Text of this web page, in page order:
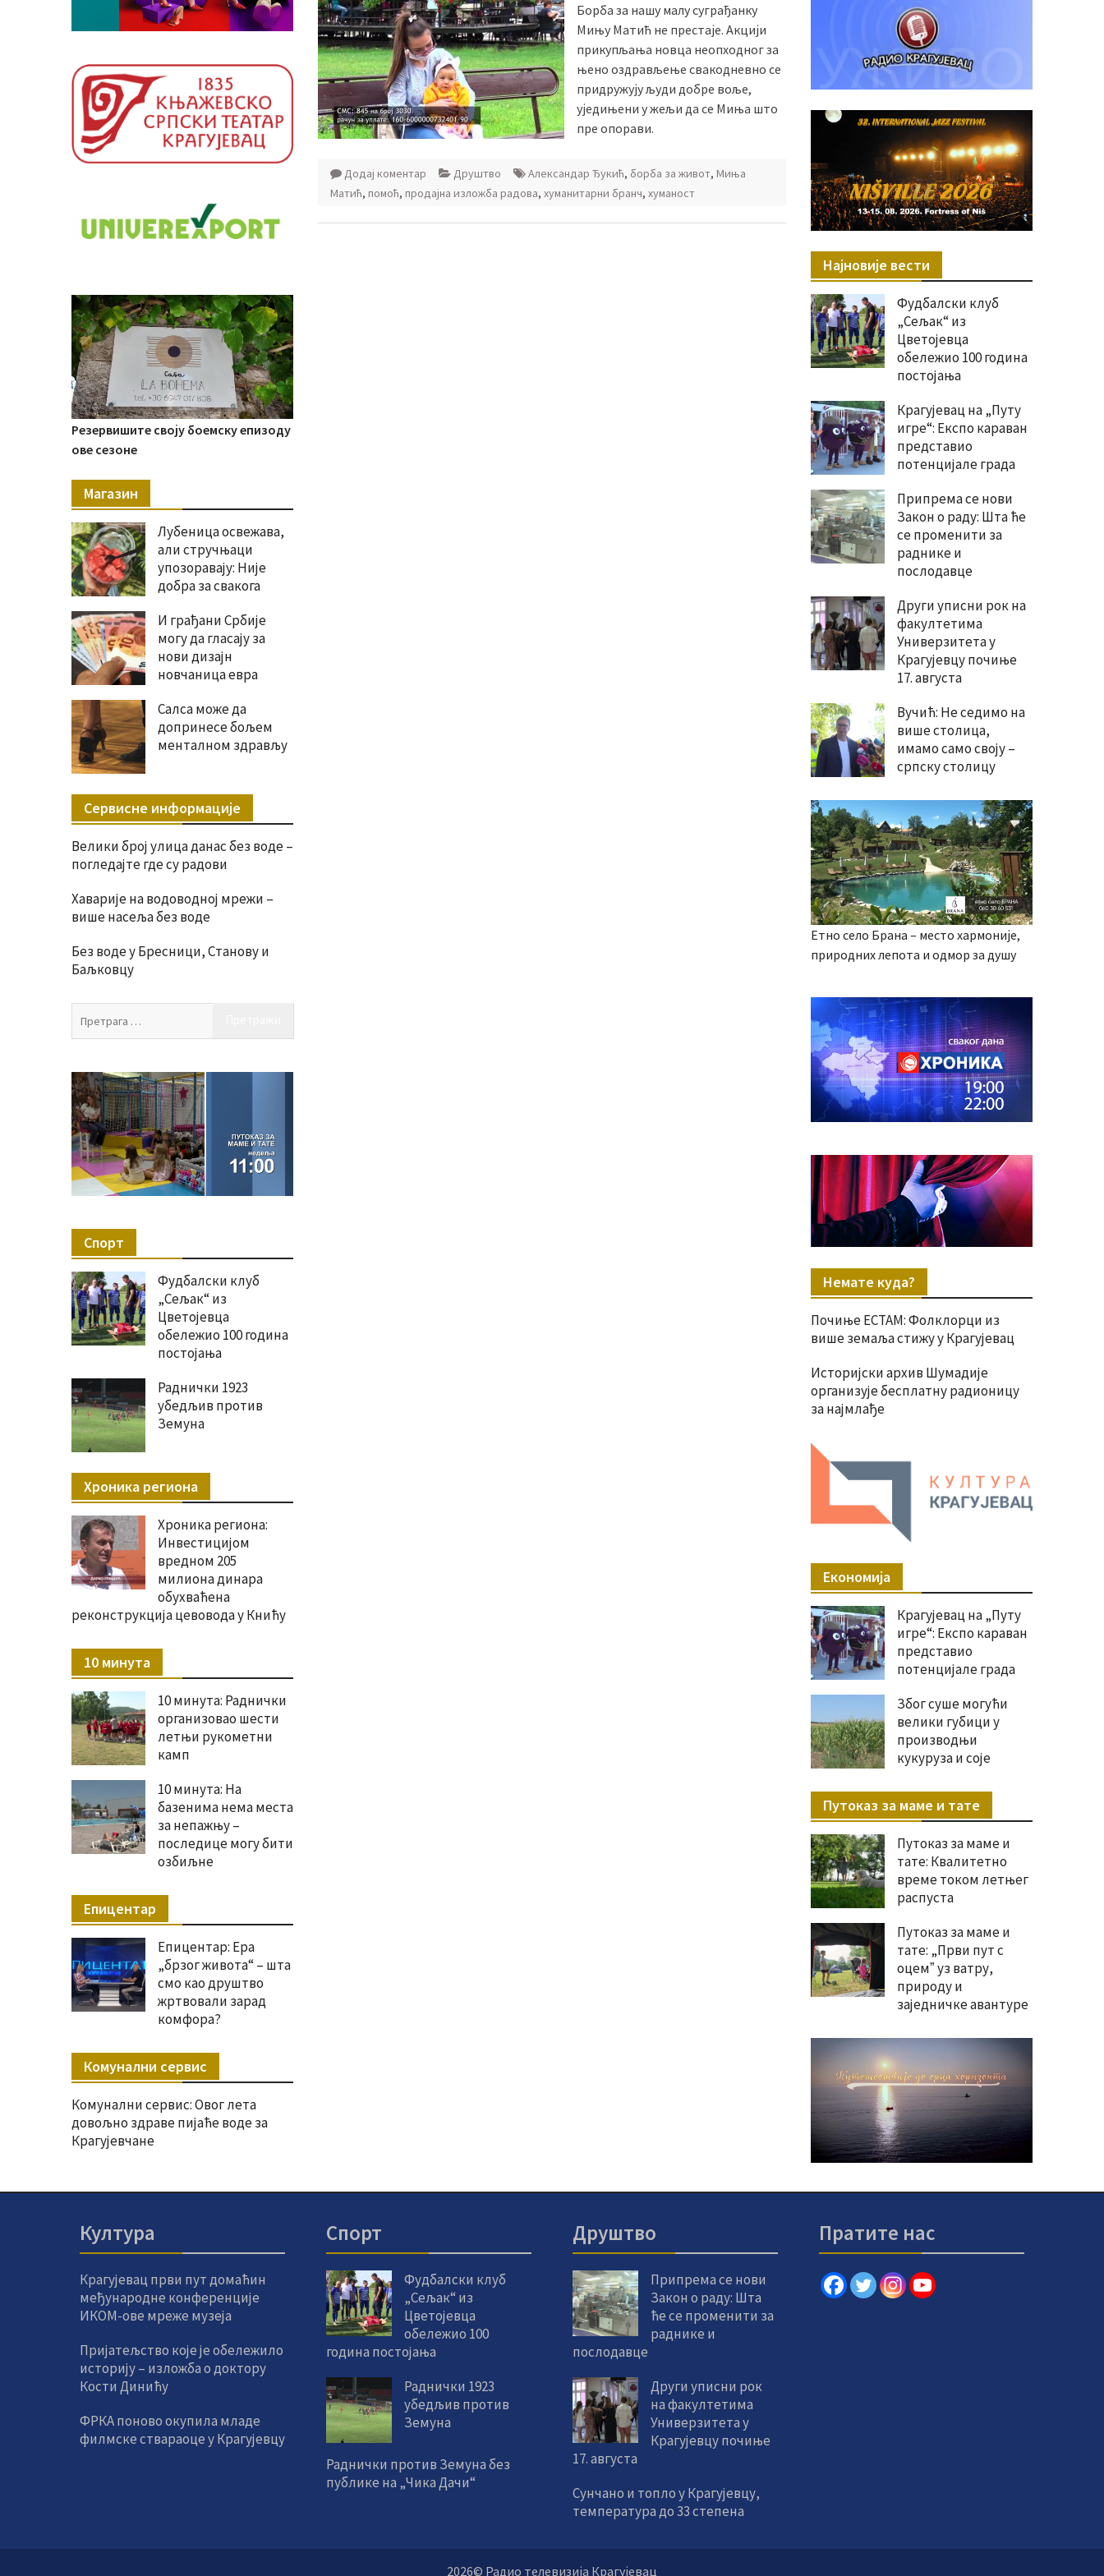
Борба за нашу малу суграђанку
Мињу Матић не престаје. Акцији
прикупљања новца неопходног за
њено оздрављење свакодневно се
придружују људи добре воље,
уједињени у жељи да се Миња што
пре опорави.
Додај коментар Друштво Александар Ђукић, борба за живот, Миња
Матић, помоћ, продајна изложба радова, хуманитарни бранч, хуманост
Најновије вести
Фудбалски клуб
„Сељак“ из
Цветојевца
обележио 100 година
постојања
Крагујевац на „Путу
игре“: Експо караван
представио
потенцијале града
Припрема се нови
Закон о раду: Шта ће
се променити за
раднике и
послодавце
Други уписни рок на
факултетима
Универзитета у
Крагујевцу почиње
17. августа
Вучић: Не седимо на
више столица,
имамо само своју –
српску столицу
Етно село Брана – место хармоније,
природних лепота и одмор за душу
Немате куда?
Почиње ЕСТАМ: Фолклорци из
више земаља стижу у Крагујевац
Историјски архив Шумадије
организује бесплатну радионицу
за најмлађе
Економија
Крагујевац на „Путу
игре“: Експо караван
представио
потенцијале града
Због суше могући
велики губици у
производњи
кукуруза и соје
Путоказ за маме и тате
Путоказ за маме и
тате: Квалитетно
време током летњег
распуста
Путоказ за маме и
тате: „Први пут с
оцемˮ уз ватру,
природу и
заједничке авантуре
Резервишите своју боемску епизоду
ове сезоне
Магазин
Лубеница освежава,
али стручњаци
упозоравају: Није
добра за свакога
И грађани Србије
могу да гласају за
нови дизајн
новчаница евра
Салса може да
допринесе бољем
менталном здрављу
Сервисне информације
Велики број улица данас без воде –
погледајте где су радови
Хаварије на водоводној мрежи –
више насеља без воде
Без воде у Бресници, Станову и
Баљковцу
Спорт
Фудбалски клуб
„Сељак“ из
Цветојевца
обележио 100 година
постојања
Раднички 1923
убедљив против
Земуна
Хроника региона
Хроника региона:
Инвестицијом
вредном 205
милиона динара
обухваћена
реконструкција цевовода у Книћу
10 минута
10 минута: Раднички
организовао шести
летњи рукометни
камп
10 минута: На
базенима нема места
за непажњу –
последице могу бити
озбиљне
Епицентар
Епицентар: Ера
„брзог живота“ – шта
смо као друштво
жртвовали зарад
комфора?
Комунални сервис
Комунални сервис: Овог лета
довољно здраве пијаће воде за
Крагујевчане
Култура
Крагујевац први пут домаћин
међународне конференције
ИКОМ-ове мреже музеја
Пријатељство које је обележило
историју – изложба о доктору
Кости Динићу
ФРКА поново окупила младе
филмске ствараоце у Крагујевцу
Спорт
Фудбалски клуб
„Сељак“ из
Цветојевца
обележио 100
година постојања
Раднички 1923
убедљив против
Земуна
Раднички против Земуна без
публике на „Чика Дачи“
Друштво
Припрема се нови
Закон о раду: Шта
ће се променити за
раднике и
послодавце
Други уписни рок
на факултетима
Универзитета у
Крагујевцу почиње
17. августа
Сунчано и топло у Крагујевцу,
температура до 33 степена
Пратите нас
2026© Радио телевизија Крагујевац